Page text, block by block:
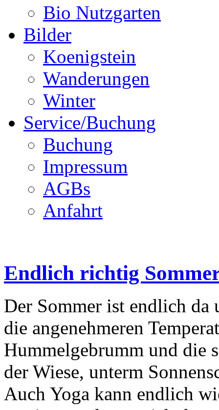
Bio Nutzgarten
Bilder
Koenigstein
Wanderungen
Winter
Service/Buchung
Buchung
Impressum
AGBs
Anfahrt
Endlich richtig
Der Sommer ist endlich da
die angenehmeren
Hummelgebrumm und die
der Wiese, unterm
Auch Yoga kann endlich